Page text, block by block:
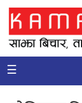
गृहपृष्ठ
समाचार
कुटनिती
☰